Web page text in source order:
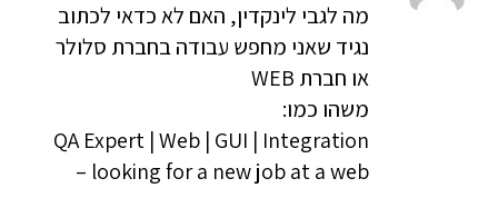
מה לגבי לינקדין, האם לא כדאי לכתוב
נגיד שאני מחפש עבודה בחברת סלולר
או חברת WEB
משהו כמו:
QA Expert | Web | GUI | Integration
– looking for a new job at a web